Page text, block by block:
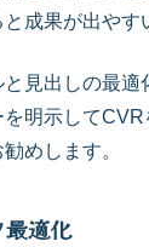
成果が出やす
見出しの最適
明示してCVR
めします。
最適化